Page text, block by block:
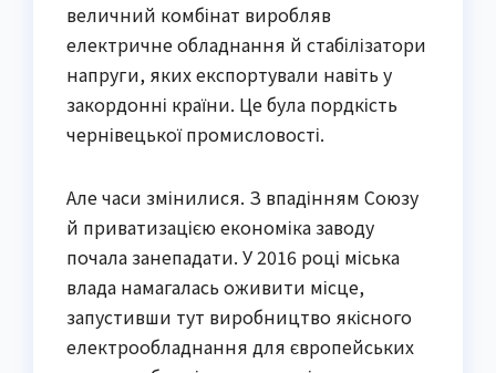
величний комбінат виробляв
електричне обладнання й стабілізатори
напруги, яких експортували навіть у
закордонні країни. Це була пордкість
чернівецької промисловості.
Але часи змінилися. З впадінням Союзу
й приватизацією економіка заводу
почала занепадати. У 2016 році міська
влада намагалась оживити місце,
запустивши тут виробництво якісного
електрообладнання для європейських